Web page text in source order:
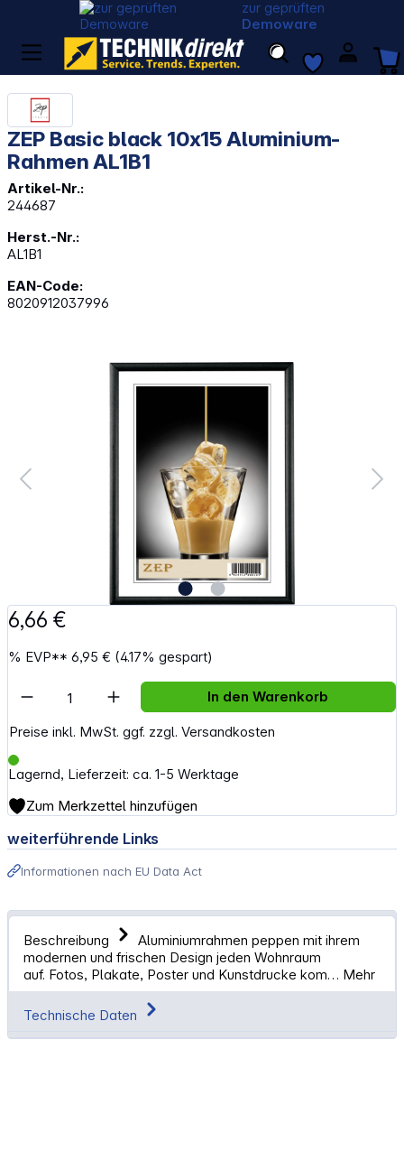
zur geprüften
Demoware
ZEP Basic black 10x15 Aluminium-
Rahmen AL1B1
Artikel-Nr.:
244687
Herst.-Nr.:
AL1B1
EAN-Code:
8020912037996
Bildergalerie überspringen
6,66 €
% EVP**6,95 € (4.17% gespart)
Preise inkl. MwSt. ggf. zzgl. Versandkosten
Lagernd, Lieferzeit: ca. 1-5 Werktage
Artikel Anzahl: Gib den gewünschten
In den Warenkorb
Zum Merkzettel hinzufügen
weiterführende Links
Informationen nach EU Data Act
Beschreibung
Aluminiumrahmen peppen mit ihrem
modernen und frischen Design jeden Wohnraum
auf. Fotos, Plakate, Poster und Kunstdrucke kom… Mehr
Technische Daten